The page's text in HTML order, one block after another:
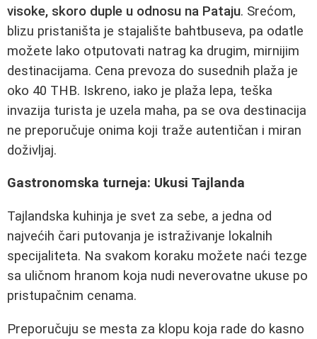
visoke, skoro duple u odnosu na Pataju. Srećom,
blizu pristaništa je stajalište bahtbuseva, pa odatle
možete lako otputovati natrag ka drugim, mirnijim
destinacijama. Cena prevoza do susednih plaža je
oko 40 THB. Iskreno, iako je plaža lepa, teška
invazija turista je uzela maha, pa se ova destinacija
ne preporučuje onima koji traže autentičan i miran
doživljaj.
Gastronomska turneja: Ukusi Tajlanda
Tajlandska kuhinja je svet za sebe, a jedna od
najvećih čari putovanja je istraživanje lokalnih
specijaliteta. Na svakom koraku možete naći tezge
sa uličnom hranom koja nudi neverovatne ukuse po
pristupačnim cenama.
Preporučuju se mesta za klopu koja rade do kasno